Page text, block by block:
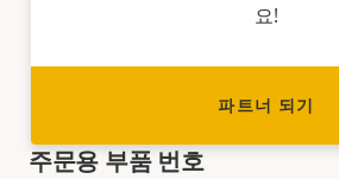
요!
파트너 되기
주문용 부품 번호